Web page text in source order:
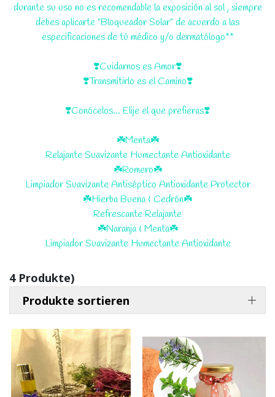
durante su uso no es recomendable la exposición al sol , siempre
debes aplicarte "Bloqueador Solar" de acuerdo a las
especificaciones de tú médico y/o dermatólogo**
❣️Cuidarnos es Amor❣️
❣️Transmitirlo es el Camino❣️
❣️Conócelos... Elije el que prefieras❣️
☘️Menta☘️
Relajante Suavizante Humectante Antioxidante
☘️Romero☘️
Limpiador Suavizante Antiséptico Antioxidante Protector
☘️Hierba Buena & Cedrón☘️
Refrescante Relajante
☘️Naranja & Menta☘️
Limpiador Suavizante Humectante Antioxidante
4 Produkte)
Produkte sortieren